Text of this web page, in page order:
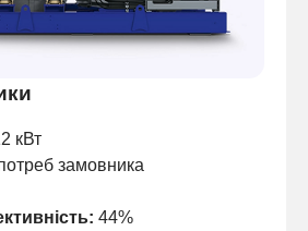
кВт
замовника
44%